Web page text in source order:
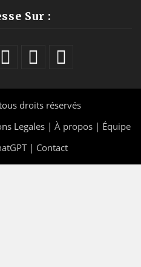
Sur :
droits réservés
Legales | À propos | Équipe
| Contact